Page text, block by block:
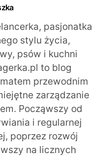
pasjonatka
stylu życia,
psów i kuchni
to blog
przewodnim
zarządzanie
Począwszy od
i regularnej
poprzez rozwój
na licznych